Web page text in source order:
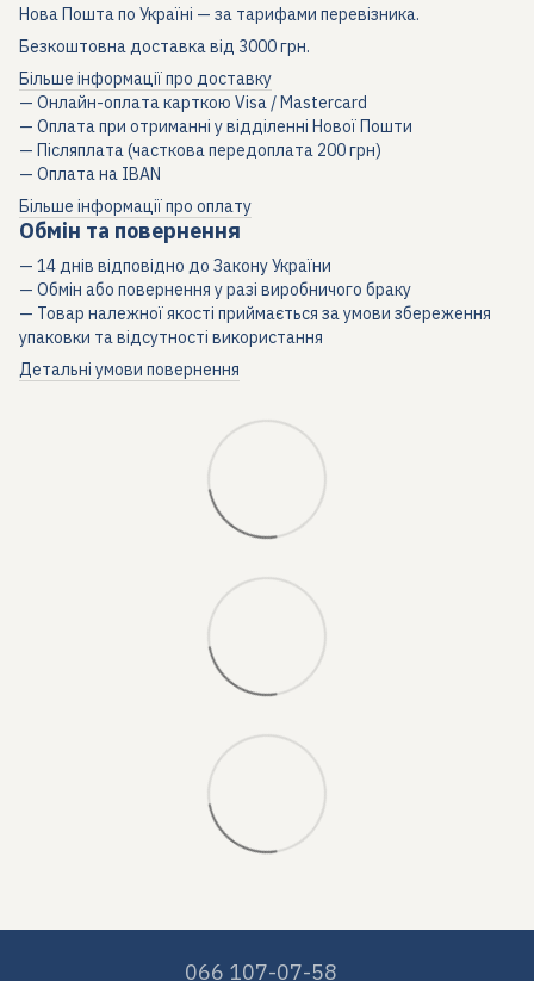
Нова Пошта по Україні — за тарифами перевізника.
Безкоштовна доставка від 3000 грн.
Більше інформації про доставку
— Онлайн-оплата карткою Visa / Mastercard
— Оплата при отриманні у відділенні Нової Пошти
— Післяплата (часткова передоплата 200 грн)
— Оплата на IBAN
Більше інформації про оплату
Обмін та повернення
— 14 днів відповідно до Закону України
— Обмін або повернення у разі виробничого браку
— Товар належної якості приймається за умови збереження
упаковки та відсутності використання
Детальні умови повернення
066 107-07-58